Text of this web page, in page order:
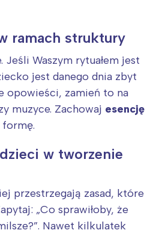
ramach struktury
Jeśli Waszym rytuałem jest
jest danego dnia zbyt
opowieści, zamień to na
muzyce. Zachowaj esencję
w tworzenie
przestrzegają zasad, które
„Co sprawiłoby, że
Nawet kilkulatek